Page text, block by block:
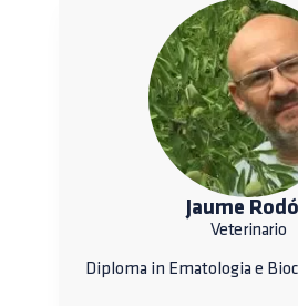
Jaume
Veterinario
Diploma in Ematologia e